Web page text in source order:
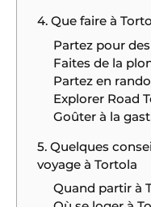
4. Que faire à
Partez pour
Faites de la
Partez en
Explorer Road
Goûter à la
5. Quelques
voyage à Tortola
Quand partir à